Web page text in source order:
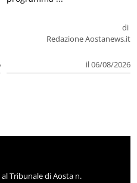
di
Redazione Aostanews.it
il 06/08/2026
Tribunale di Aosta n.